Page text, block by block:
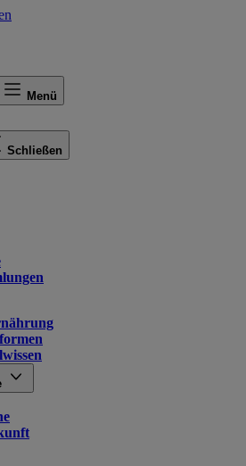
Menü
Schließen